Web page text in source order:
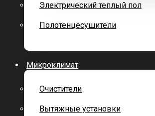
Электрический теплый пол
Полотенцесушители
Микроклимат
Очистители
Вытяжные установки